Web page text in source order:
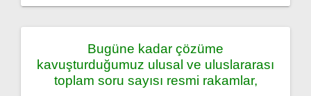
Bugüne kadar çözüme
kavuşturduğumuz ulusal ve uluslararası
toplam soru sayısı resmi rakamlar,